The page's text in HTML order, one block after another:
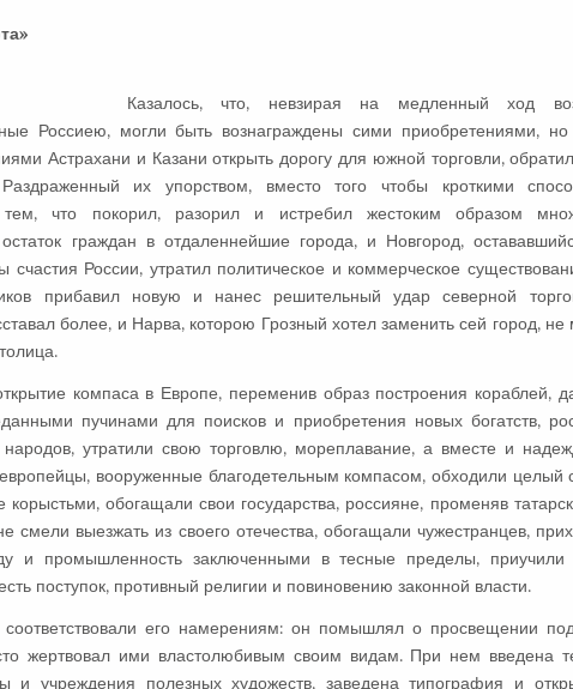
Казалось, что, невзирая на медленный ход
Россиею, могли быть вознаграждены сими приобретениями,
Астрахани и Казани открыть дорогу для южной торговли,
их упорством, вместо того чтобы кроткими
тем, что покорил, разорил и истребил жестоким образом
граждан в отдаленнейшие города, и Новгород,
счастия России, утратил политическое и коммерческое
прибавил новую и нанес решительный удар северной
более, и Нарва, которою Грозный хотел заменить сей город, не
компаса в Европе, переменив образ построения кораблей,
пучинами для поисков и приобретения новых богатств,
народов, утратили свою торговлю, мореплавание, а вместе и
вооруженные благодетельным компасом, обходили целый
обогащали свои государства, россияне, променяв
смели выезжать из своего отечества, обогащали чужестранцев,
и промышленность заключенными в тесные пределы, приучили
поступок, противный религии и повиновению законной власти.
его намерениям: он помышлял о просвещении
жертвовал ими властолюбивым своим видам. При нем введена
и учреждения полезных художеств, заведена типография и